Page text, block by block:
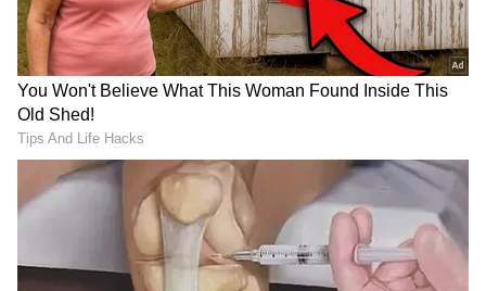
RECOMMENDED STORIES